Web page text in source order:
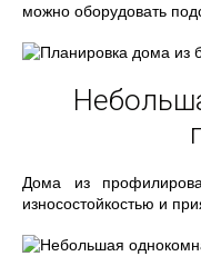
можно оборудовать
Дома из
износостойкостью и